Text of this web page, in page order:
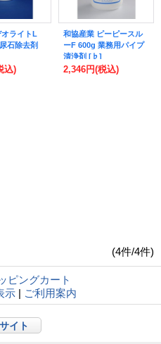
ライトL
石除去剤
込)
和協産業 ピーピースル
ーF 600g 業務用パイプ
清浄剤 [♭]
2,346円(税込)
(4件/4件)
ピングカート
示 | ご利用案内
イト